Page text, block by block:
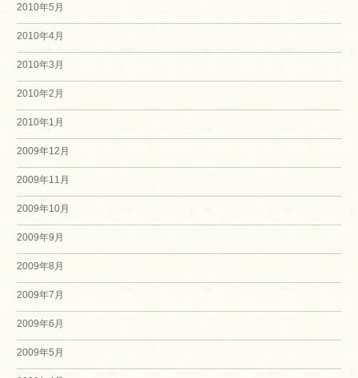
2010年5月
2010年4月
2010年3月
2010年2月
2010年1月
2009年12月
2009年11月
2009年10月
2009年9月
2009年8月
2009年7月
2009年6月
2009年5月